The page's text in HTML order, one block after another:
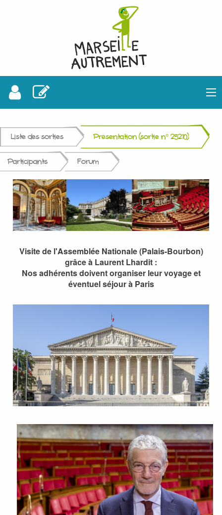
Liste des sorties Présentation (sortie n° 25210)
Participants Forum
Visite de l'Assemblée Nationale (Palais-Bourbon)
grâce à Laurent Lhardit :
Nos adhérents doivent organiser leur voyage et
éventuel séjour à Paris